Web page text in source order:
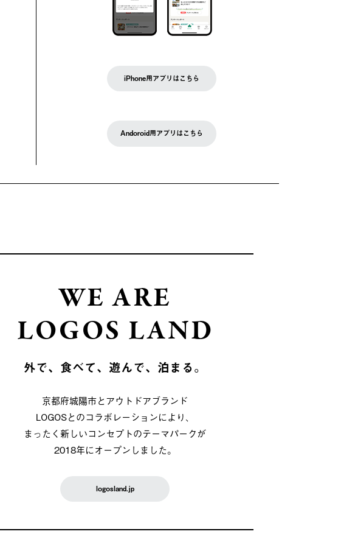
iPhone用アプリはこちら
Andoroid用アプリはこちら
WE ARE
LOGOS LAND
外で、食べて、遊んで、泊まる。
京都府城陽市とアウトドアブランド
LOGOSとのコラボレーションにより、
まったく新しいコンセプトのテーマパークが
2018年にオープンしました。
logosland.jp